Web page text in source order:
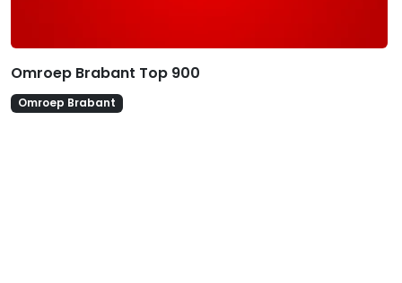
Omroep Brabant Top 900
Omroep Brabant